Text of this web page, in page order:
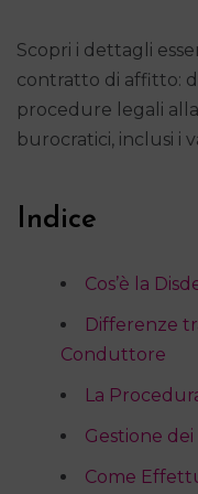
Scopri i dettagli
contratto di affitto:
procedure legali
burocratici, inclusi i
Indice
Cos’è la
Differenze
Conduttore
La
Gestione
Come